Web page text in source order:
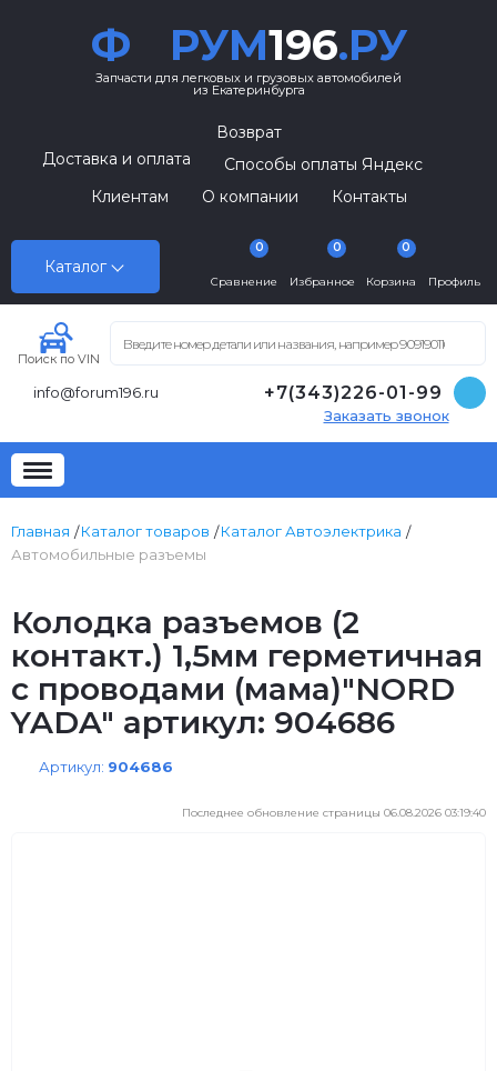
Ф РУМ196.РУ
Запчасти для легковых и грузовых автомобилей
из Екатеринбурга
Каталог
Возврат
Доставка и оплата
Способы оплаты Яндекс
Клиентам
О компании Контакты
Сравнение
0
Избранное
0
Корзина
0
Профиль
Поиск по VIN
info@forum196.ru +7(343)226-01-99
Заказать звонок
Главная Каталог товаров
Каталог Автоэлектрика
Автомобильные разъемы
Колодка разъемов (2
контакт.) 1,5мм герметичная
с проводами (мама)"NORD
YADA" артикул: 904686
Артикул: 904686
Последнее обновление страницы 06.08.2026 03:19:40